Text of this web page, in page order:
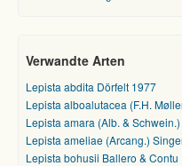
Verwandte Arten
Lepista abdita Dörfelt 1977
Lepista alboalutacea (F.H.
Lepista amara (Alb. &
Lepista ameliae (Arcang.)
Lepista bohusii Ballero & Contu